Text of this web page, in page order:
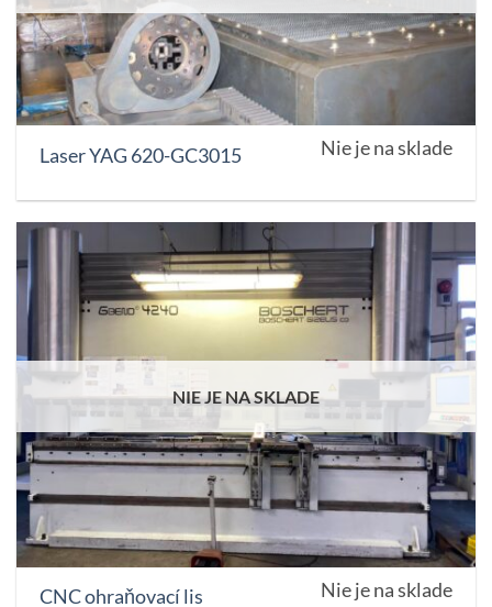
Laser YAG 620-GC3015 Nie je na sklade
NIE JE NA SKLADE
CNC ohraňovací lis
Nie je na sklade